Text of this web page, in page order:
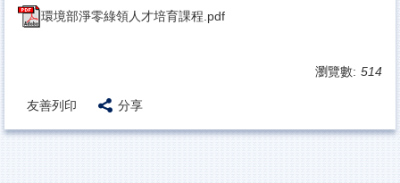
環境部淨零綠領人才培育課程.pdf
瀏覽數: 514
友善列印 分享